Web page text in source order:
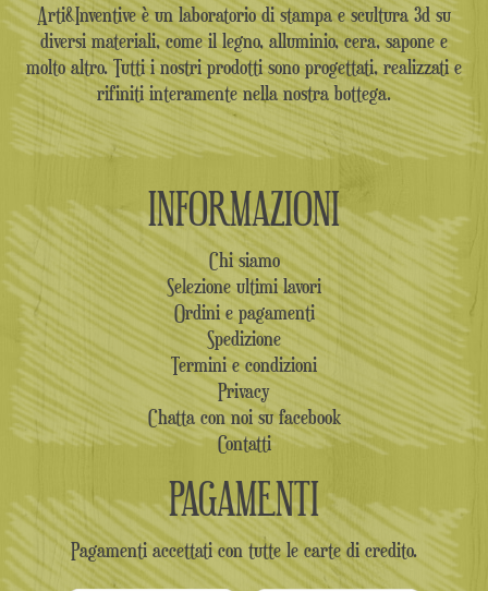
Arti&Inventive è un laboratorio di stampa e scultura 3d su
diversi materiali, come il legno, alluminio, cera, sapone e
molto altro. Tutti i nostri prodotti sono progettati, realizzati e
rifiniti interamente nella nostra bottega.
INFORMAZIONI
Chi siamo
Selezione ultimi lavori
Ordini e pagamenti
Spedizione
Termini e condizioni
Privacy
Chatta con noi su facebook
Contatti
PAGAMENTI
Pagamenti accettati con tutte le carte di credito.